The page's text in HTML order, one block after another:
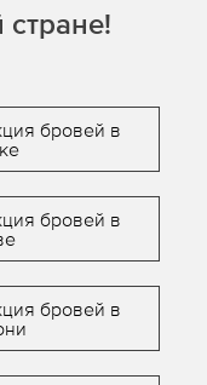
стране!
бровей в
бровей в
бровей в